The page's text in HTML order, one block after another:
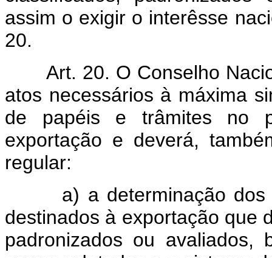
assim o exigir o interêsse
20.
Art. 20. O Conselho
atos necessários à máxima
de papéis e trâmites no
exportação e deverá,
regular:
a) a determinação dos
destinados à exportação que
padronizados ou